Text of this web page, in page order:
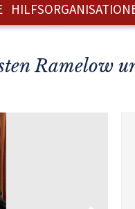
Ramelow